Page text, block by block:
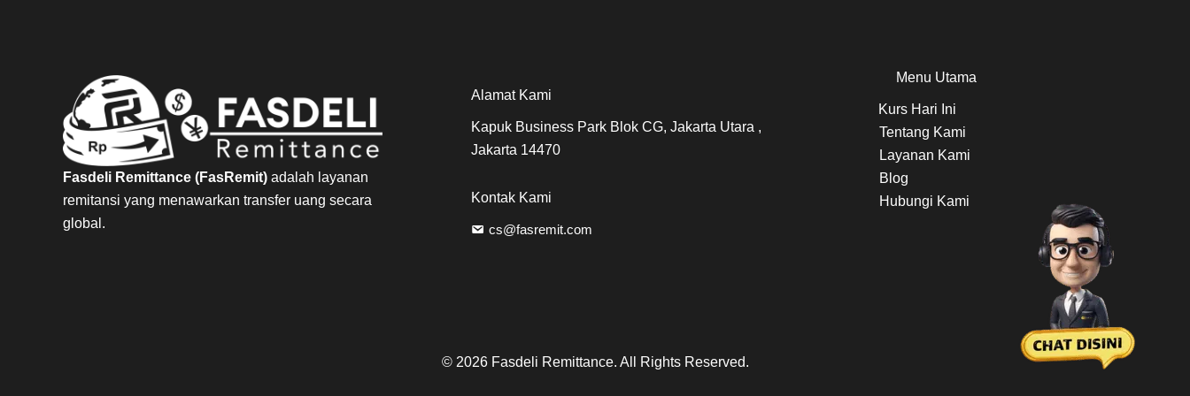
Fasdeli Remittance (FasRemit) adalah layanan
remitansi yang menawarkan transfer uang secara
global.
Alamat Kami
Kapuk Business Park Blok CG, Jakarta Utara ,
Jakarta 14470
Kontak Kami
cs@fasremit.com
Menu Utama
Kurs Hari Ini
Tentang Kami
Layanan Kami
Blog
Hubungi Kami
© 2026 Fasdeli Remittance. All Rights Reserved.